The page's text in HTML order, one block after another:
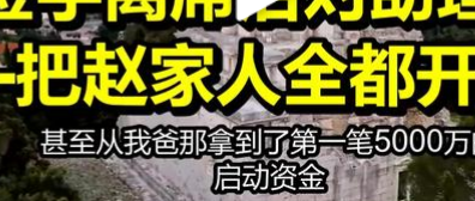
浙江台州《告全体市民书》
多所高校取消艺考
多个明星演唱会取消
上半年国内居民出游人次34.63亿